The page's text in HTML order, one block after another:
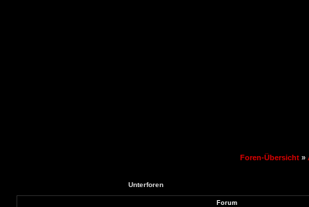
Foren-Übersicht»
Unterforen
Forum